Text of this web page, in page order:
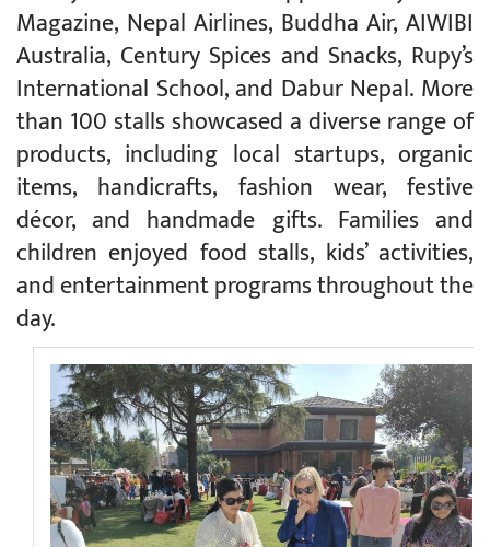
Magazine, Nepal Airlines, Buddha Air, AIWIBI
Australia, Century Spices and Snacks, Rupy’s
International School, and Dabur Nepal. More
than 100 stalls showcased a diverse range of
products, including local startups, organic
items, handicrafts, fashion wear, festive
décor, and handmade gifts. Families and
children enjoyed food stalls, kids’ activities,
and entertainment programs throughout the
day.